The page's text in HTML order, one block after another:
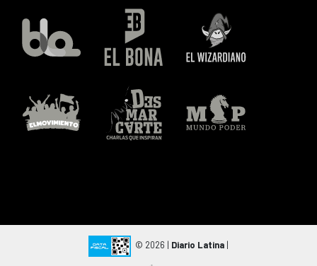
© 2026 | Diario Latina |